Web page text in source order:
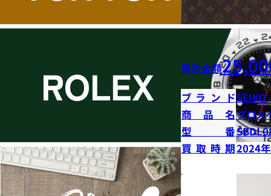
買取金額
ブランドSEIKO
商品名プロス
型番
買取時期2024